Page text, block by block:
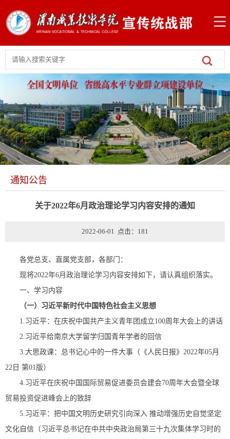
通知公告
关于2022年6月政治理论学习内容安排的通知
2022-06-01 点击： 181
各党总支、直属党支部，各部门：
现将2022年6月政治理论学习内容安排如下，请认真组织落实。
一、学习内容
（一）习近平新时代中国特色社会主义思想
1.习近平：在庆祝中国共产主义青年团成立100周年大会上的讲话
2.习近平给南京大学留学归国青年学者的回信
3.大思政课：总书记心中的一件大事（《人民日报》2022年05月
22日 第01版）
4.习近平在庆祝中国国际贸易促进委员会建会70周年大会暨全球
贸易投资促进峰会上的致辞
5.习近平：把中国文明历史研究引向深入 推动增强历史自觉坚定
文化自信（习近平总书记在中共中央政治局第三十九次集体学习时的